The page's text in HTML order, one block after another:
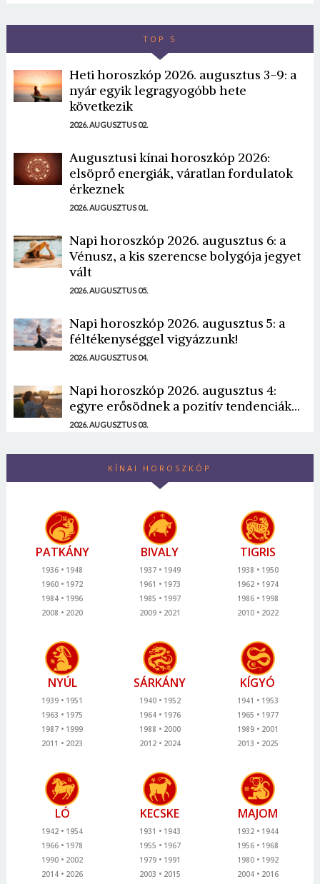
TOP 5
Heti horoszkóp 2026. augusztus 3-9: a
nyár egyik legragyogóbb hete
következik
2026. AUGUSZTUS 02.
Augusztusi kínai horoszkóp 2026:
elsöprő energiák, váratlan fordulatok
érkeznek
2026. AUGUSZTUS 01.
Napi horoszkóp 2026. augusztus 6: a
Vénusz, a kis szerencse bolygója jegyet
vált
2026. AUGUSZTUS 05.
Napi horoszkóp 2026. augusztus 5: a
féltékenységgel vigyázzunk!
2026. AUGUSZTUS 04.
Napi horoszkóp 2026. augusztus 4:
egyre erősödnek a pozitív tendenciák...
2026. AUGUSZTUS 03.
KÍNAI HOROSZKÓP
PATKÁNY
1936
1948
1960
1972
1984
1996
2008
2020
BIVALY
1937
1949
1961
1973
1985
1997
2009
2021
TIGRIS
1938
1950
1962
1974
1986
1998
2010
2022
NYÚL
1939
1951
1963
1975
1987
1999
2011
2023
SÁRKÁNY
1940
1952
1964
1976
1988
2000
2012
2024
KÍGYÓ
1941
1953
1965
1977
1989
2001
2013
2025
LÓ
1942
1954
1966
1978
1990
2002
2014
2026
KECSKE
1931
1943
1955
1967
1979
1991
2003
2015
MAJOM
1932
1944
1956
1968
1980
1992
2004
2016
Mégse Bejelentkezés